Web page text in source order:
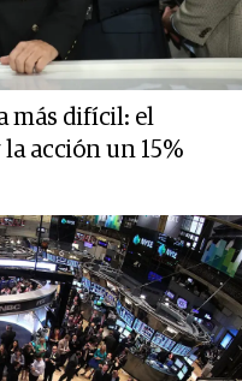
más difícil: el
acción un 15%